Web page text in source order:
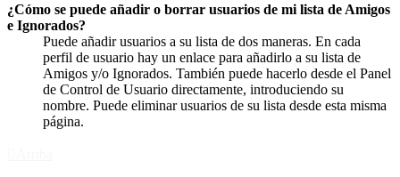
¿Cómo se puede añadir o borrar usuarios de mi lista de Amigos
e Ignorados?
Puede añadir usuarios a su lista de dos maneras. En cada
perfil de usuario hay un enlace para añadirlo a su lista de
Amigos y/o Ignorados. También puede hacerlo desde el Panel
de Control de Usuario directamente, introduciendo su
nombre. Puede eliminar usuarios de su lista desde esta misma
página.